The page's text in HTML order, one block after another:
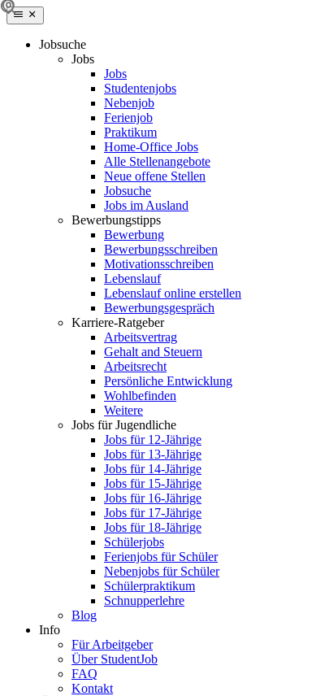
Jobsuche
Jobs
Jobs
Studentenjobs
Nebenjob
Ferienjob
Praktikum
Home-Office Jobs
Alle Stellenangebote
Neue offene Stellen
Jobsuche
Jobs im Ausland
Bewerbungstipps
Bewerbung
Bewerbungsschreiben
Motivationsschreiben
Lebenslauf
Lebenslauf online erstellen
Bewerbungsgespräch
Karriere-Ratgeber
Arbeitsvertrag
Gehalt and Steuern
Arbeitsrecht
Persönliche Entwicklung
Wohlbefinden
Weitere
Jobs für Jugendliche
Jobs für 12-Jährige
Jobs für 13-Jährige
Jobs für 14-Jährige
Jobs für 15-Jährige
Jobs für 16-Jährige
Jobs für 17-Jährige
Jobs für 18-Jährige
Schülerjobs
Ferienjobs für Schüler
Nebenjobs für Schüler
Schülerpraktikum
Schnupperlehre
Blog
Info
Für Arbeitgeber
Über StudentJob
FAQ
Kontakt